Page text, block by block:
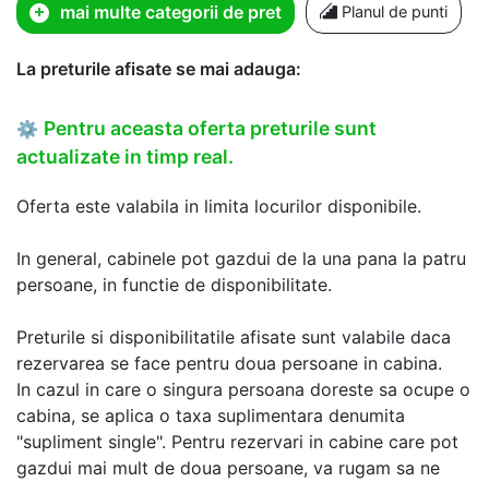
mai multe categorii de pret Planul de punti
La preturile afisate se mai adauga:
⚙ Pentru aceasta oferta preturile sunt
actualizate in timp real.
Oferta este valabila in limita locurilor disponibile.
In general, cabinele pot gazdui de la una pana la patru
persoane, in functie de disponibilitate.
Preturile si disponibilitatile afisate sunt valabile daca
rezervarea se face pentru doua persoane in cabina.
In cazul in care o singura persoana doreste sa ocupe o
cabina, se aplica o taxa suplimentara denumita
"supliment single". Pentru rezervari in cabine care pot
gazdui mai mult de doua persoane, va rugam sa ne